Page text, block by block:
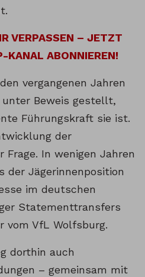
VERPASSEN – JETZT
KANAL ABONNIEREN!
vergangenen Jahren
unter Beweis gestellt,
Führungskraft sie ist.
der
Frage. In wenigen Jahren
der Jägerinnenposition
im deutschen
Statementtransfers
vom VfL Wolfsburg.
dorthin auch
– gemeinsam mit